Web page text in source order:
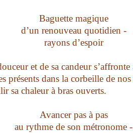
Baguette magique
d’un renouveau quotidien -
rayons d’espoir
et de sa candeur
présents dans la corbeille de
sa chaleur à bras ouverts.
Avancer pas à pas
au rythme de son métronome -